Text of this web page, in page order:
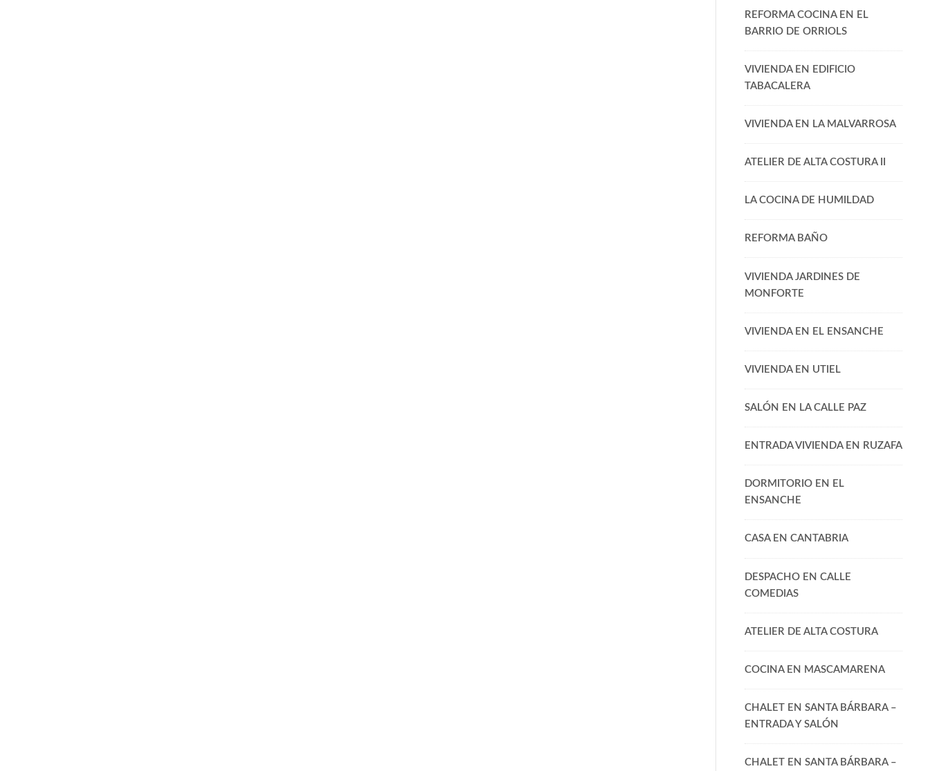
REFORMA COCINA EN EL
BARRIO DE ORRIOLS
VIVIENDA EN EDIFICIO
TABACALERA
VIVIENDA EN LA MALVARROSA
ATELIER DE ALTA COSTURA II
LA COCINA DE HUMILDAD
REFORMA BAÑO
VIVIENDA JARDINES DE
MONFORTE
VIVIENDA EN EL ENSANCHE
VIVIENDA EN UTIEL
SALÓN EN LA CALLE PAZ
ENTRADA VIVIENDA EN RUZAFA
DORMITORIO EN EL
ENSANCHE
CASA EN CANTABRIA
DESPACHO EN CALLE
COMEDIAS
ATELIER DE ALTA COSTURA
COCINA EN MASCAMARENA
CHALET EN SANTA BÁRBARA –
ENTRADA Y SALÓN
CHALET EN SANTA BÁRBARA –